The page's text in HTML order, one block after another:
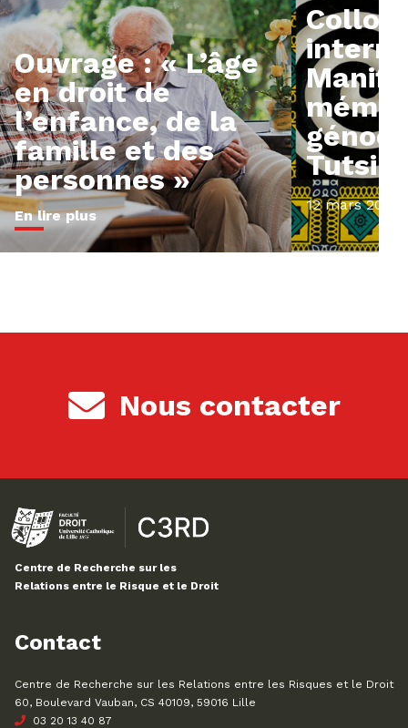
Ouvrage : « L’âge
en droit de
l’enfance, de la
famille et des
personnes »
En lire plus
Tutsi
12 mars 2024
Nous contacter
Centre de Recherche sur les
Relations entre le Risque et le Droit
Contact
Centre de Recherche sur les Relations entre les Risques et le Droit
60, Boulevard Vauban, CS 40109, 59016 Lille
03 20 13 40 87